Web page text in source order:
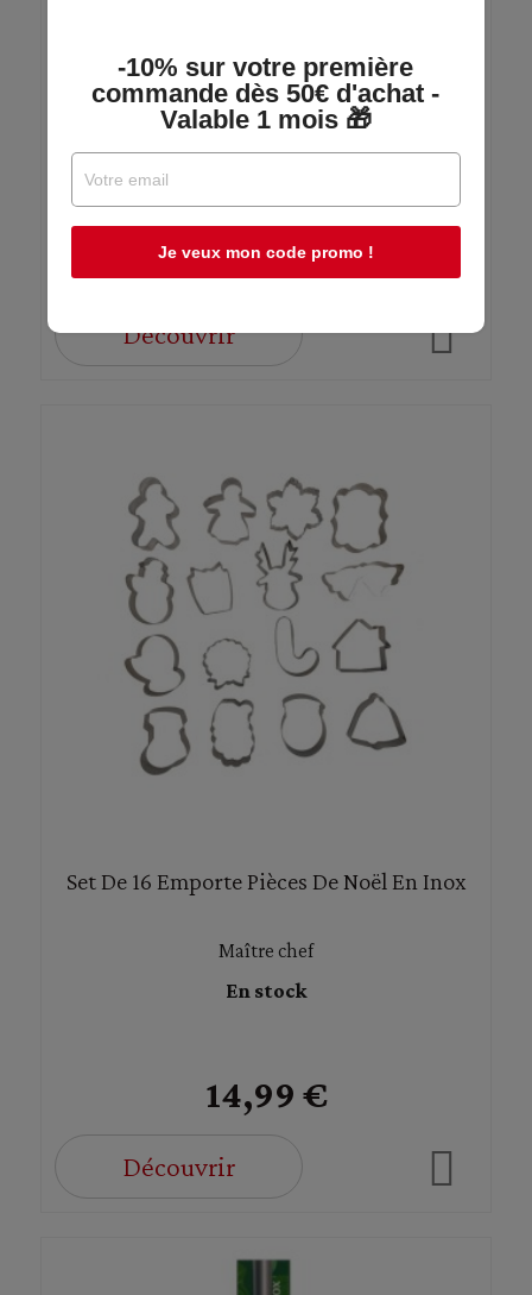
X L. 18 X H. 12 Cm
Bambou & co
En stock
9,99 €
Découvrir
Set De 16 Emporte Pièces De Noël En Inox
Maître chef
En stock
14,99 €
Découvrir
-10% sur votre première
commande dès 50€ d'achat -
Valable 1 mois 🎁
Je veux mon code promo !